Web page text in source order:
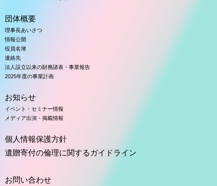
団体概要
理事長あいさつ
情報公開
役員名簿
連絡先
法人設立以来の財務諸表・事業報告
2025年度の事業計画
お知らせ
イベント・セミナー情報
メディア出演・掲載情報
個人情報保護方針
遺贈寄付の倫理に関するガイドライン
お問い合わせ